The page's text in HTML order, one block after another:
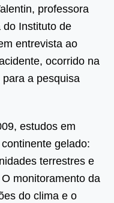
professora
do Instituto de
entrevista ao
ocorrido na
a pesquisa
estudos em
gelado:
terrestres e
monitoramento da
do clima e o